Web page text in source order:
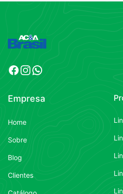
Facebook
Instagram
WhatsApp
Empresa
Home
Sobre
Blog
Clientes